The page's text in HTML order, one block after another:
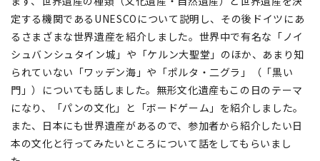
定する機関であるUNESCOについて説明し、その後ドイツにあ
るさまざまな世界遺産を紹介しました。世界中で有名な「ノイ
シュバンシュタイン城」や「ケルン大聖堂」のほか、あまり知
られていない「ワッデン海」や「ポルタ・二グラ」（「黒い
門」）についても話しました。無形文化遺産もこの日のテーマ
になり、「パンの文化」と「ボードゲーム」を紹介しました。
また、日本にも世界遺産があるので、参加者から紹介したい日
本の文化と行ってみたいところについて話をしてもらいまし